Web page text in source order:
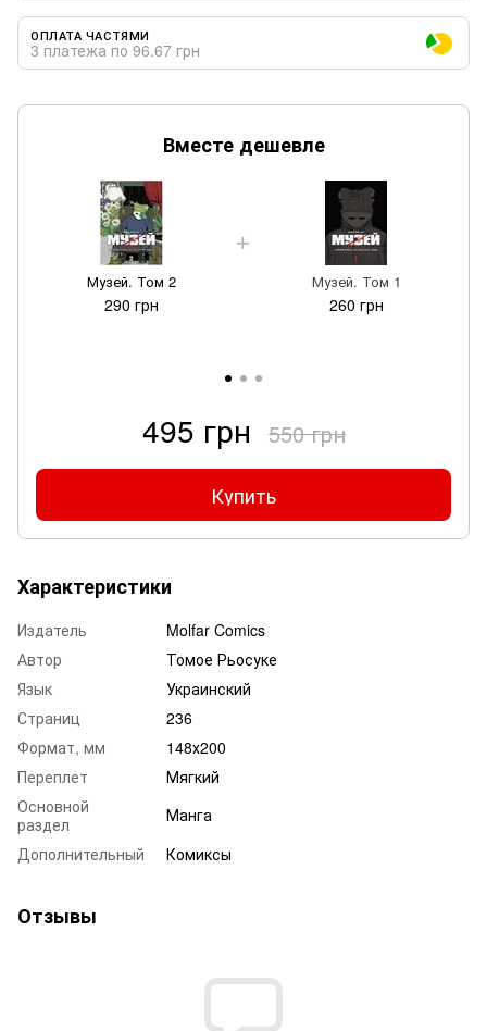
ОПЛАТА ЧАСТЯМИ
3 платежа по 96.67 грн
Вместе дешевле
Музей. Том 2
290 грн
Музей. Том 1
260 грн
495 грн 550 грн
Купить
Характеристики
Издатель
Molfar Comics
Автор
Томое Рьосуке
Язык
Украинский
Страниц
236
Формат, мм
148х200
Переплет
Мягкий
Основной
раздел
Манга
Дополнительный
Комиксы
Отзывы